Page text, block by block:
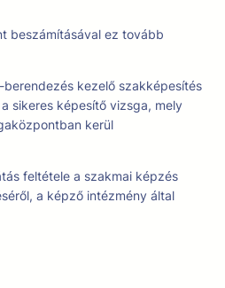
beszámításával ez tovább
kezelő szakképesítés
sikeres képesítő vizsga, mely
kerül
feltétele a szakmai képzés
a képző intézmény által